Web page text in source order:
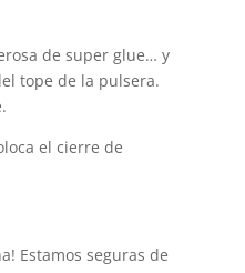
de super glue… y
tope de la pulsera.
el cierre de
Estamos seguras de